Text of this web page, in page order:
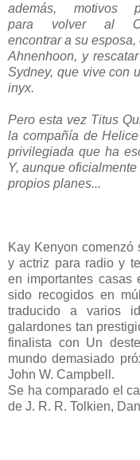
además, motivos
para volver al
encontrar a su esposa,
Ahnenhoon, y
Sydney, que vive con
inyx.
Pero esta vez Titus
la compañía de
privilegiada que ha
Y, aunque
propios planes...
Kay Kenyon comenzó
y actriz para radio y
en importantes casas
sido recogidos en
traducido a varios
galardones tan
finalista con Un
mundo demasiado
John W. Campbell.
Se ha comparado el
de J. R. R. Tolkien,